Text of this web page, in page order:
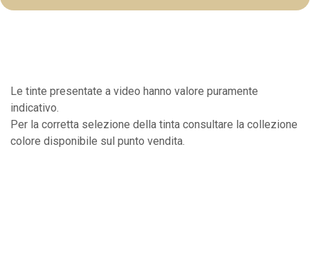
Le tinte presentate a video hanno valore puramente
indicativo.
Per la corretta selezione della tinta consultare la collezione
colore disponibile sul punto vendita.